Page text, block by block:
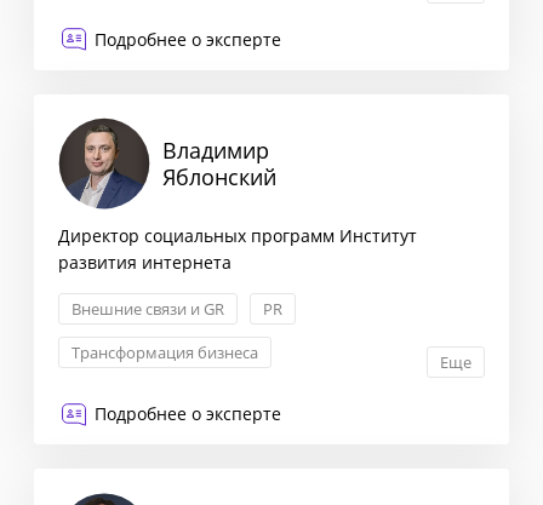
Подробнее о эксперте
Владимир
Яблонский
Директор социальных программ Институт
развития интернета
Внешние связи и GR
PR
Трансформация бизнеса
Еще
Подробнее о эксперте